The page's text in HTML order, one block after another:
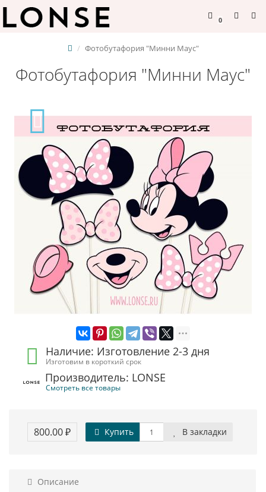
0
Фотобутафория "Минни Маус"
Фотобутафория "Минни Маус"
Наличие: Изготовление 2-3 дня
Изготовим в короткий срок
Производитель: LONSE
Смотреть все товары
800.00 ₽ Купить В закладки
Описание